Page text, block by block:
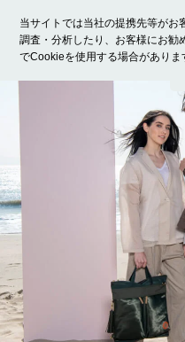
当サイトでは当社の提携先等がお
調査・分析したり、お客様にお勧
でCookieを使用する場合がありま
ホーム モデル募集 ラ